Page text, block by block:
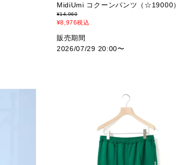
MidiUmi コクーンパンツ（☆19000）
¥14,960
¥8,976税込
販売期間
2026/07/29 20:00〜